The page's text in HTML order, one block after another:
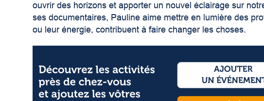
ouvrir des horizons et apporter un nouvel éclairage sur
ses documentaires, Pauline aime mettre en lumière des
ou leur énergie, contribuent à faire changer les choses.